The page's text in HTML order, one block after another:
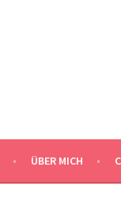
ÜBER MICH